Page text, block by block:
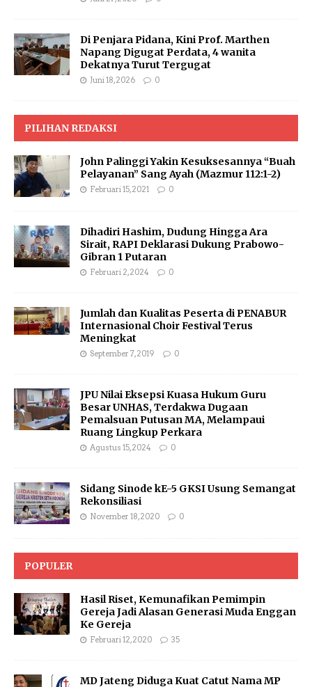
Di Penjara Pidana, Kini Prof. Marthen
Napang Digugat Perdata, 4 wanita
Dekatnya Turut Tergugat
Juni 18, 2026 0
PILIHAN REDAKSI
John Palinggi Yakin Kesuksesannya “Buah
Pelayanan” Sang Ayah (Mazmur 112:1-2)
Februari 15, 2021 0
Dihadiri Hashim, Dudung Hingga Ara
Sirait, RAPI Deklarasi Dukung Prabowo-
Gibran 1 Putaran
Februari 2, 2024 0
Jumlah dan Kualitas Peserta di PENABUR
Internasional Choir Festival Terus
Meningkat
September 7, 2019 0
JPU Nilai Eksepsi Kuasa Hukum Guru
Besar UNHAS, Terdakwa Dugaan
Pemalsuan Putusan MA, Melampaui
Ruang Lingkup Perkara
Agustus 15, 2024 0
Sidang Sinode kE-5 GKSI Usung Semangat
Rekonsiliasi
November 18, 2020 0
POPULER
Hasil Riset, Kemunafikan Pemimpin
Gereja Jadi Alasan Generasi Muda Enggan
Ke Gereja
Februari 12, 2020 35
MD Jateng Diduga Kuat Catut Nama MP